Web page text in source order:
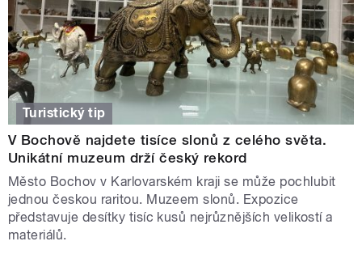
Turistický tip
V Bochově najdete tisíce slonů z celého světa.
Unikátní muzeum drží český rekord
Město Bochov v Karlovarském kraji se může pochlubit
jednou českou raritou. Muzeem slonů. Expozice
představuje desítky tisíc kusů nejrůznějších velikostí a
materiálů.